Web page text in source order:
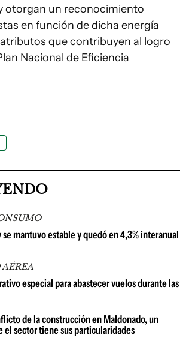
otorgan un reconocimiento
en función de dicha energía
que contribuyen al logro
Nacional de Eficiencia
mantuvo estable y quedó en 4,3% interanual
especial para abastecer vuelos durante las
de la construcción en Maldonado, un
el sector tiene sus particularidades